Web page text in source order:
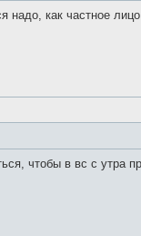
надо, как частное
чтобы в вс с утра